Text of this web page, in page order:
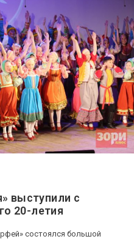
выступили с
20-летия
состоялся большой